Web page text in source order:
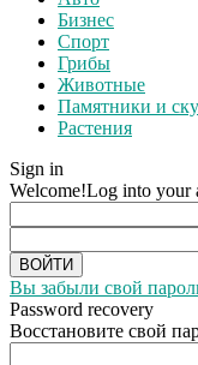
Бизнес
Спорт
Грибы
Животные
Памятники и
Растения
Sign in
Welcome!Log into your
Вы забыли свой
Password recovery
Восстановите свой